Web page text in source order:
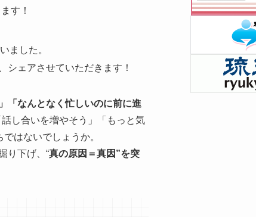
す！
ました。
シェアさせていただきます！
「なんとなく忙しいのに前に進
し合いを増やそう」「もっと気
はないでしょうか。
り下げ、“真の原因＝真因”を突